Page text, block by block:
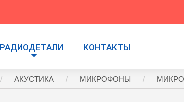
РАДИОДЕТАЛИ КОНТАКТЫ
АКУСТИКА МИКРОФОНЫ